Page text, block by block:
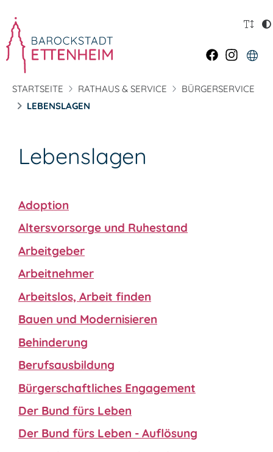
STARTSEITE RATHAUS & SERVICE
BÜRGERSERVICE
LEBENSLAGEN
Lebenslagen
Adoption
Altersvorsorge und Ruhestand
Arbeitgeber
Arbeitnehmer
Arbeitslos, Arbeit finden
Bauen und Modernisieren
Behinderung
Berufsausbildung
Bürgerschaftliches Engagement
Der Bund fürs Leben
Der Bund fürs Leben - Auflösung